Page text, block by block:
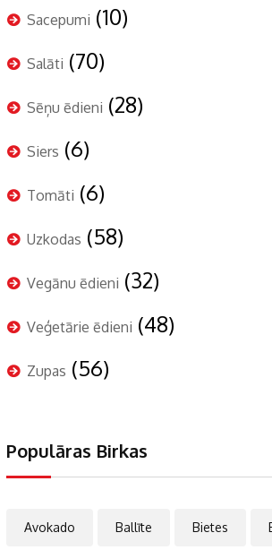
Sacepumi (10)
Salāti (70)
Sēņu ēdieni (28)
Siers (6)
Tomāti (6)
Uzkodas (58)
Vegānu ēdieni (32)
Veģetārie ēdieni (48)
Zupas (56)
Populāras Birkas
Avokado Ballīte Bietes